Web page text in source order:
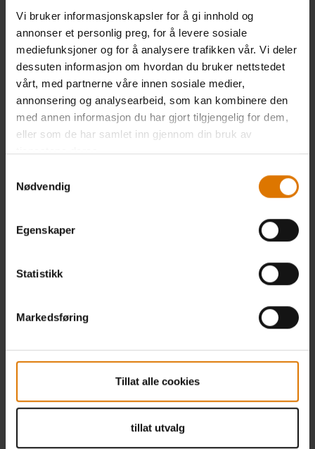
Vi bruker informasjonskapsler for å gi innhold og
annonser et personlig preg, for å levere sosiale
mediefunksjoner og for å analysere trafikken vår. Vi deler
dessuten informasjon om hvordan du bruker nettstedet
vårt, med partnerne våre innen sosiale medier,
annonsering og analysearbeid, som kan kombinere den
med annen informasjon du har gjort tilgjengelig for dem,
eller som de har samlet inn gjennom din bruk av
tjenestene deres.
Nødvendig
Egenskaper
Statistikk
Markedsføring
Tillat alle cookies
tillat utvalg